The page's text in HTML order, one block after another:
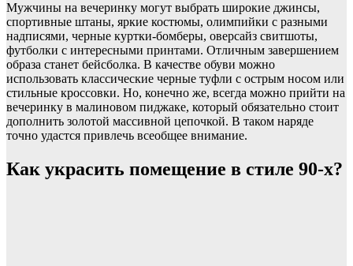
Мужчины на вечеринку могут выбрать широкие джинсы,
спортивные штаны, яркие костюмы, олимпийки с разными
надписями, черные куртки-бомберы, оверсайз свитшоты,
футболки с интересными принтами. Отличным завершением
образа станет бейсболка. В качестве обуви можно
использовать классические черные туфли с острым носом или
стильные кроссовки. Но, конечно же, всегда можно прийти на
вечеринку в малиновом пиджаке, который обязательно стоит
дополнить золотой массивной цепочкой. В таком наряде
точно удастся привлечь всеобщее внимание.
Как украсить помещение в стиле 90-х?